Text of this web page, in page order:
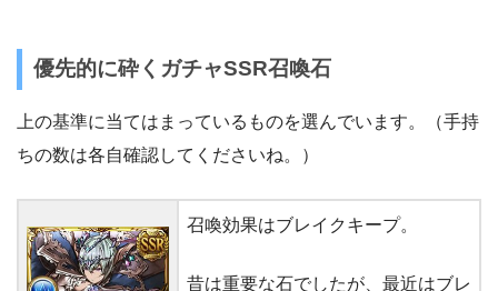
優先的に砕くガチャSSR召喚石
上の基準に当てはまっているものを選んでいます。（手持
ちの数は各自確認してくださいね。）
召喚効果はブレイクキープ。
昔は重要な石でしたが、最近はブレ